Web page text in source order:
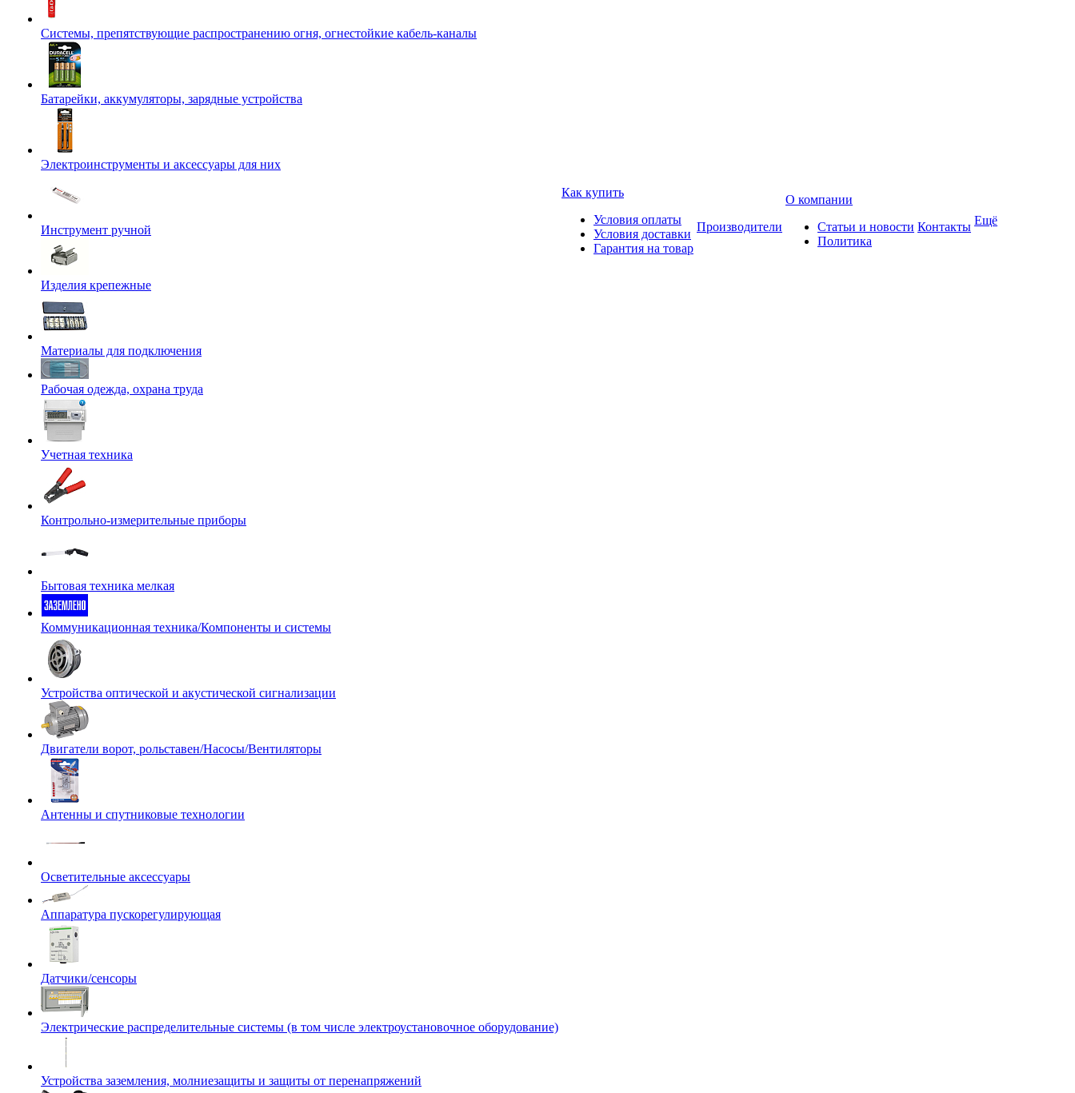
Системы, препятствующие распространению огня, огнестойкие кабель-каналы
Батарейки, аккумуляторы, зарядные устройства
Электроинструменты и аксессуары для них
Инструмент ручной
Изделия крепежные
Материалы для подключения
Рабочая одежда, охрана труда
Учетная техника
Контрольно-измерительные приборы
Бытовая техника мелкая
Коммуникационная техника/Компоненты и системы
Устройства оптической и акустической сигнализации
Двигатели ворот, рольставен/Насосы/Вентиляторы
Антенны и спутниковые технологии
Осветительные аксессуары
Аппаратура пускорегулирующая
Датчики/сенсоры
Электрические распределительные системы (в том числе электроустановочное оборудование)
Устройства заземления, молниезащиты и защиты от перенапряжений
Как купить
Условия оплаты
Условия доставки
Гарантия на товар
Производители
О компании
Статьи и новости
Политика
Контакты Ещё